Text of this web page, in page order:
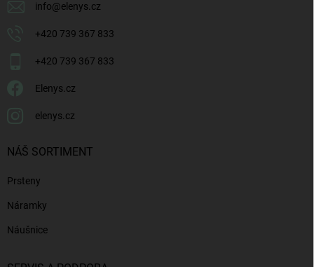
info@elenys.cz
+420 739 367 833
+420 739 367 833
Elenys.cz
elenys.cz
NÁŠ SORTIMENT
Prsteny
Náramky
Náušnice